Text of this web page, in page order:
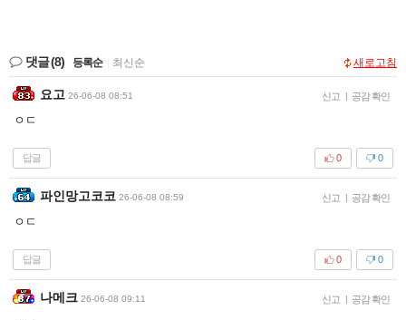
댓글(8) 등록순 최신순 새로고침
요고 26-06-08 08:51 신고 | 공감 확인
ㅇㄷ
답글 0
0
파인망고코코 26-06-08 08:59 신고 | 공감 확인
ㅇㄷ
답글 0
0
나메크 26-06-08 09:11 신고 | 공감 확인